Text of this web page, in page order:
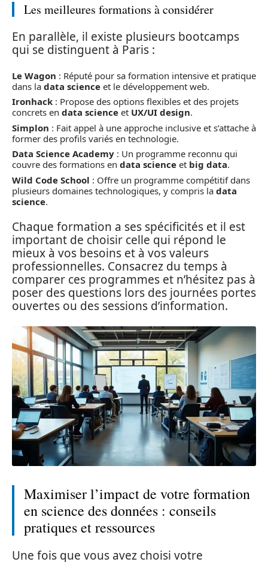
Les meilleures formations à considérer
En parallèle, il existe plusieurs bootcamps
qui se distinguent à Paris :
Le Wagon : Réputé pour sa formation intensive et pratique
dans la data science et le développement web.
Ironhack : Propose des options flexibles et des projets
concrets en data science et UX/UI design.
Simplon : Fait appel à une approche inclusive et s’attache à
former des profils variés en technologie.
Data Science Academy : Un programme reconnu qui
couvre des formations en data science et big data.
Wild Code School : Offre un programme compétitif dans
plusieurs domaines technologiques, y compris la data
science.
Chaque formation a ses spécificités et il est
important de choisir celle qui répond le
mieux à vos besoins et à vos valeurs
professionnelles. Consacrez du temps à
comparer ces programmes et n’hésitez pas à
poser des questions lors des journées portes
ouvertes ou des sessions d’information.
Maximiser l’impact de votre formation
en science des données : conseils
pratiques et ressources
Une fois que vous avez choisi votre